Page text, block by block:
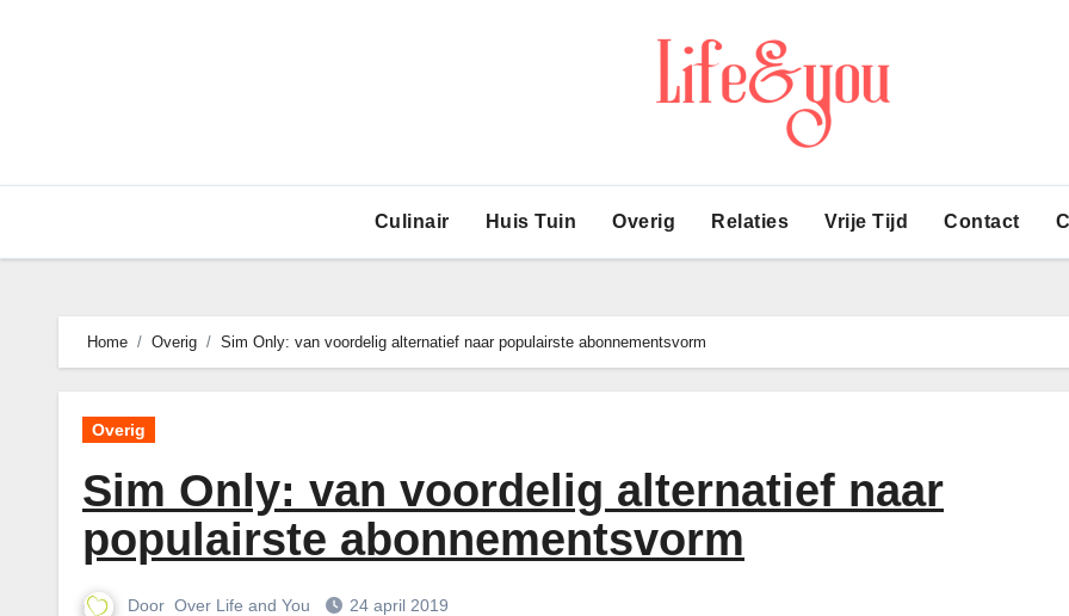
Culinair Huis Tuin Overig Relaties Vrije Tijd Contact
Home Overig Sim Only: van voordelig alternatief naar populairste abonnementsvorm
Overig
Sim Only: van voordelig alternatief naar
populairste abonnementsvorm
Door Over Life and You 24 april 2019